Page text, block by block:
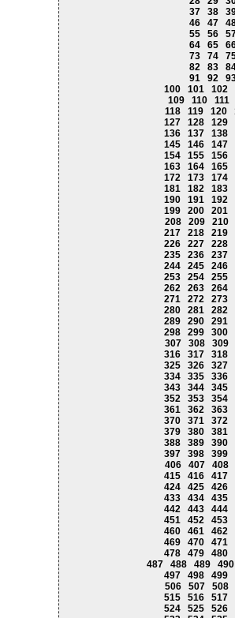
37
38
46
47
55
56
64
65
73
74
82
83
91
92
100
101
102
109
110
111
118
119 120
127
128
129
136
137
138
145
146
147
154
155
156
163
164
165
172
173
174
181
182
183
190
191
192
199
200
201
208
209
210
217
218
219
226
227
228
235
236
237
244
245
246
253
254
255
262
263
264
271
272
273
280
281
282
289
290
291
298
299
300
307
308
309
316
317
318
325
326
327
334
335
336
343
344
345
352
353
354
361
362
363
370
371
372
379
380
381
388
389
390
397
398
399
406
407
408
415
416
417
424
425
426
433
434
435
442
443
444
451
452
453
460
461
462
469
470
471
478
479
480
487
488 489
490
497
498
499
506
507
508
515
516
517
524
525
526